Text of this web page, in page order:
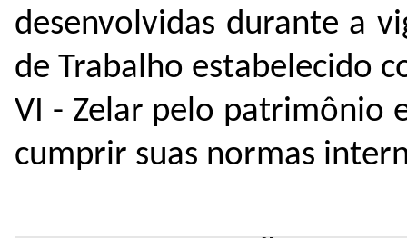
desenvolvidas durante a
de Trabalho estabelecido
VI - Zelar pelo patrimônio
cumprir suas normas